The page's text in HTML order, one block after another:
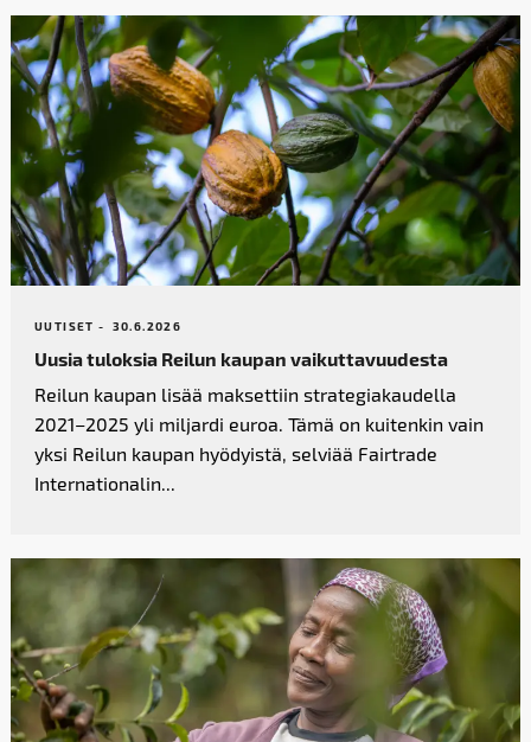
UUTISET - 30.6.2026
Uusia tuloksia Reilun kaupan vaikutta­vuudesta
Reilun kaupan lisää maksettiin strategiakaudella
2021–2025 yli miljardi euroa. Tämä on kuitenkin vain
yksi Reilun kaupan hyödyistä, selviää Fairtrade
Internationalin...